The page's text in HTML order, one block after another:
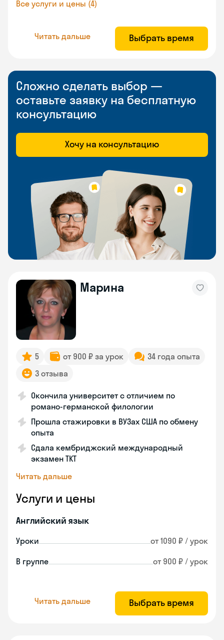
Все услуги и цены (4)
Читать дальше Выбрать время
Сложно сделать выбор —
оставьте заявку на бесплатную
консультацию
Хочу на консультацию
Марина
5 от 900 ₽ за урок
34 года опыта
3 отзыва
Окончила университет с отличием по
романо-германской филологии
Прошла стажировки в ВУЗах США по обмену
опыта
Сдала кембриджский международный
экзамен TKT
Читать дальше
Услуги и цены
Английский язык
Уроки от 1090 ₽ / урок
В группе от 900 ₽ / урок
Читать дальше Выбрать время